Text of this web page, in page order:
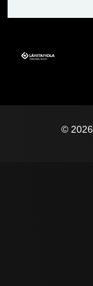
© 2026